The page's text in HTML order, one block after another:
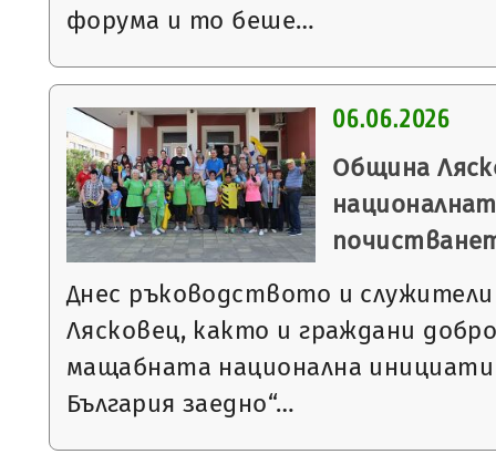
форума и то беше…
06.06.2026
Община
Днес ръководството и
Лясковец, както и граждани
мащабната национална
България заедно“…